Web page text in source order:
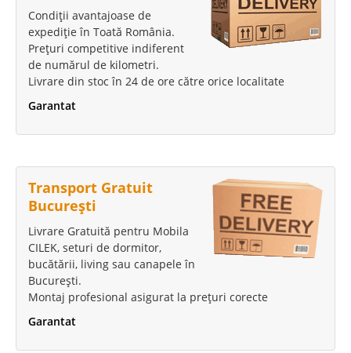
Condiții avantajoase de
expediție în Toată România.
Prețuri competitive indiferent
de numărul de kilometri.
Livrare din stoc în 24 de ore către orice localitate
Garantat
Transport Gratuit
București
Livrare Gratuită pentru Mobila
CILEK, seturi de dormitor,
bucătării, living sau canapele în
București.
Montaj profesional asigurat la prețuri corecte
Garantat